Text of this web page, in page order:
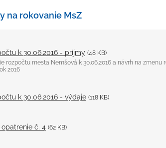
na rokovanie MsZ
k 30.06.2016 - príjmy (48 KB)
rozpočtu mesta Nemšová k 30.06.2016 a návrh na zmenu
2016
k 30.06.2016 - výdaje (118 KB)
opatrenie č. 4 (62 KB)